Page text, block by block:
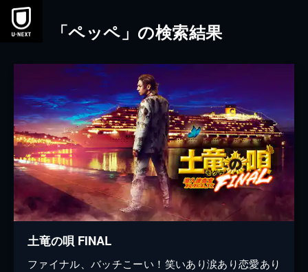
本文へスキップ
「ペッペ」の検索結果
土竜の唄 FINAL
ファイナル、バッチこーい！笑いあり涙あり恋愛あり